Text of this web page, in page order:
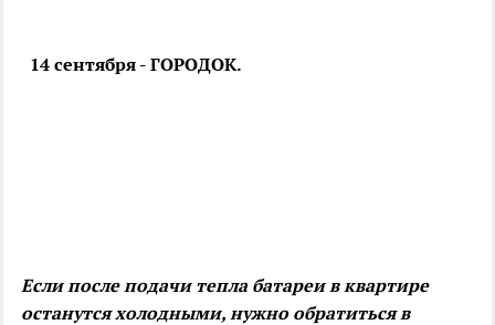
14 сентября - ГОРОДОК.
Если после подачи тепла батареи в квартире
останутся холодными, нужно обратиться в